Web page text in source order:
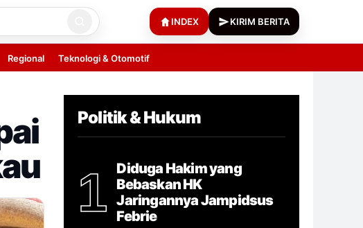
INDEX KIRIM BERITA
Regional Teknologi & Otomotif
Politik & Hukum
1
Diduga Hakim yang
Bebaskan HK
Jaringannya Jampidsus
Febrie